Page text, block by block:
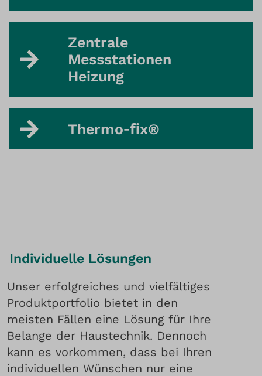
Zentrale
Messstationen
Heizung
Thermo‐ﬁx®
Individuelle Lösungen
Unser erfolgreiches und vielfältiges
Produktportfolio bietet in den
meisten Fällen eine Lösung für Ihre
Belange der Haustechnik. Dennoch
kann es vorkommen, dass bei Ihren
individuellen Wünschen nur eine